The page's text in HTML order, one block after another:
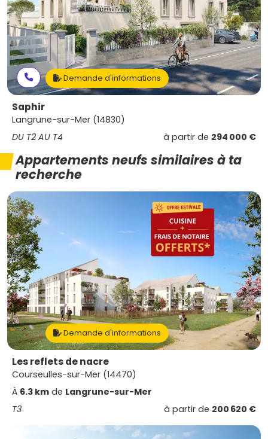
Demande d'informations
Saphir
Langrune-sur-Mer (14830)
DU T2 AU T4
à partir de 294 000 €
Appartements neufs similaires à ta
recherche
Demande d'informations
Les reflets de nacre
Courseulles-sur-Mer (14470)
À 6.3 km de Langrune-sur-Mer
T3
à partir de 200 620 €